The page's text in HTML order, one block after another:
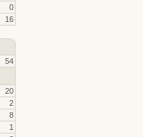
0
16
54
20
2
8
1